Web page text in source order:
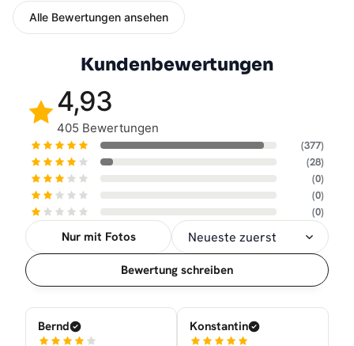
Alle Bewertungen ansehen
Kundenbewertungen
4,93
405 Bewertungen
(377)
(28)
(0)
(0)
(0)
Nur mit Fotos
Sortierung
Bewertung schreiben
Bernd
Konstantin